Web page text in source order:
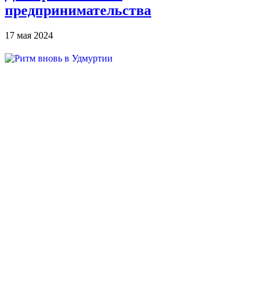
предпринимательства
17 мая 2024